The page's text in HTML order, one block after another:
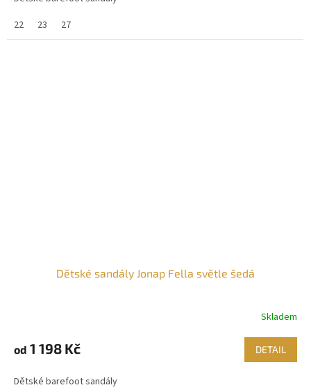
22
23 27
Dětské sandály Jonap Fella světle šedá
Skladem
od 1 198 Kč DETAIL
Dětské barefoot sandály